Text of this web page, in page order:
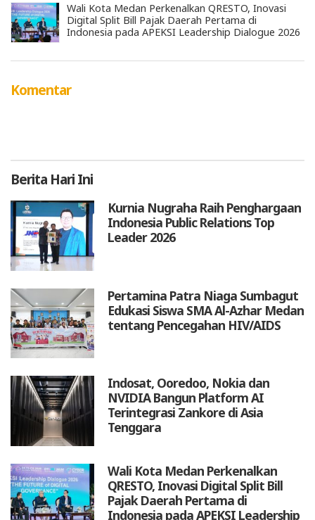
Wali Kota Medan Perkenalkan QRESTO, Inovasi
Digital Split Bill Pajak Daerah Pertama di
Indonesia pada APEKSI Leadership Dialogue 2026
Komentar
Berita Hari Ini
Kurnia Nugraha Raih Penghargaan
Indonesia Public Relations Top
Leader 2026
Pertamina Patra Niaga Sumbagut
Edukasi Siswa SMA Al-Azhar Medan
tentang Pencegahan HIV/AIDS
Indosat, Ooredoo, Nokia dan
NVIDIA Bangun Platform AI
Terintegrasi Zankore di Asia
Tenggara
Wali Kota Medan Perkenalkan
QRESTO, Inovasi Digital Split Bill
Pajak Daerah Pertama di
Indonesia pada APEKSI Leadership